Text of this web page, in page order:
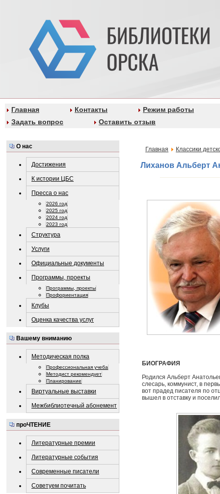
Главная Контакты
Режим работы
Задать вопрос
Оставить отзыв
О нас
Достижения
К истории ЦБС
Пресса о нас
2026 год
2025 год
2024 год
2023 год
Структура
Услуги
Официальные документы
Программы, проекты
Программы, проекты
Профориентация
Клубы
Оценка качества услуг
Вашему вниманию
Методическая полка
Профессиональная учеба
Методист рекомендует
Планирование
Виртуальные выставки
Межбиблиотечный абонемент
проЧТЕНИЕ
Литературные премии
Литературные события
Современные писатели
Советуем почитать
Главная Классики
Лиханов Альберт
БИОГРАФИЯ
Родился Альберт
слесарь, коммунист, в
вот прадед писателя по
вышел в отставку и